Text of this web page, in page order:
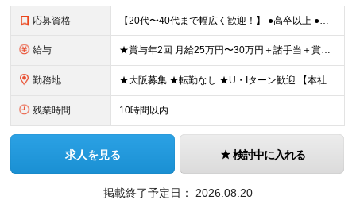
応募資格 【20代〜40代まで幅広く歓迎！】 ●高卒以上 ●貿易事務の実務経験 ●基本的なPCスキル（Word・Excel） ●英語での電話・Eメール対応ができる方 ★言われたことだけでなく、新しい知識を吸収
給与 ★賞与年2回 月給25万円〜30万円＋諸手当＋賞与年2回＋臨時賞与 ※経験・能力を考慮の上、決定します。 ※残業代は別途全額支給します。 ※試用期間中の条件に差異はございません。
勤務地 ★大阪募集 ★転勤なし ★U・Iターン歓迎 【本社】 大阪府大阪市東成区玉津1丁目7番17号 (変更の範囲)上記を除く当社関連勤務地
残業時間 10時間以内
求人を見る 検討中に入れる
掲載終了予定日： 2026.08.20